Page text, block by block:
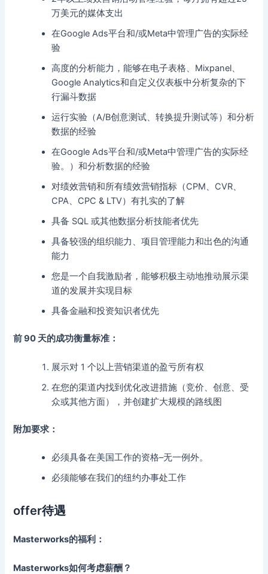
万美元的媒体支出
在Google Ads平台和/或Meta中管理广告的实际经
验
高度的分析能力，能够在电子表格、Mixpanel、
Google Analytics和自定义仪表板中分析复杂的下
行漏斗数据
运行实验（A/B创意测试、转换提升测试等）和分析
数据的经验
在Google Ads平台和/或Meta中管理广告的实际经
验。）和分析数据的经验
对绩效营销和所有绩效营销指标（CPM、CVR、
CPA、CPC & LTV）有扎实的了解
具备 SQL 或其他数据分析技能者优先
具备较强的组织能力、项目管理能力和出色的沟通
能力
您是一个自我激励者，能够积极主动地推动展示渠
道的发展并实现目标
具备金融和投资知识者优先
前 90 天的成功衡量标准：
展示对 1 个以上营销渠道的盈亏所有权
在您的渠道内找到优化改进措施（竞价、创意、受
众或其他方面），并创建扩大规模的路线图
附加要求：
必须具备在美国工作的资格–无一例外。
必须能够在我们的纽约办事处工作
offer待遇
Masterworks的福利：
Masterworks如何考虑薪酬？